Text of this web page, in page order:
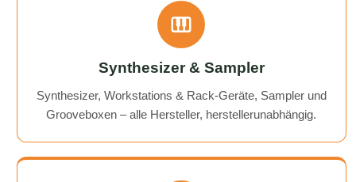
Synthesizer & Sampler
Synthesizer, Workstations & Rack-Geräte, Sampler und
Grooveboxen – alle Hersteller, herstellerunabhängig.